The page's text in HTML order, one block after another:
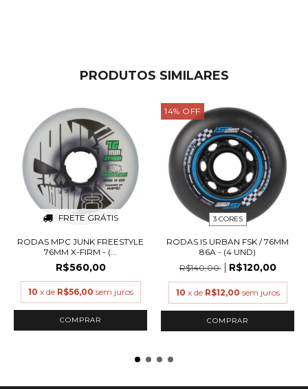
PRODUTOS SIMILARES
FRETE GRÁTIS
RODAS MPC JUNK FREESTYLE
76MM X-FIRM - (...
R$560,00
10 x de R$56,00 sem juros
COMPRAR
14% OFF
3 CORES
RODAS IS URBAN FSK / 76MM
86A - (4 UND)
R$140,00
R$120,00
10 x de R$12,00 sem juros
COMPRAR